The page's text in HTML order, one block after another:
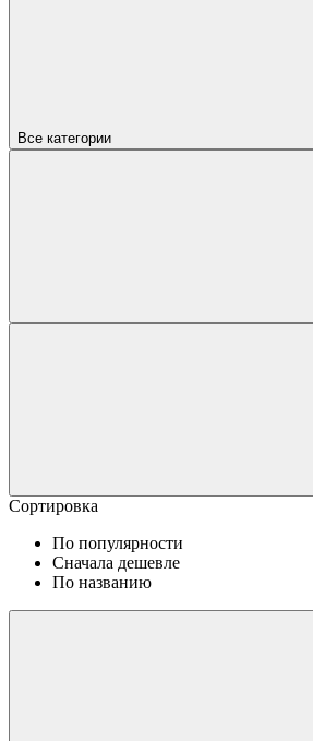
Все категории
Сортировка
По популярности
Сначала дешевле
По названию